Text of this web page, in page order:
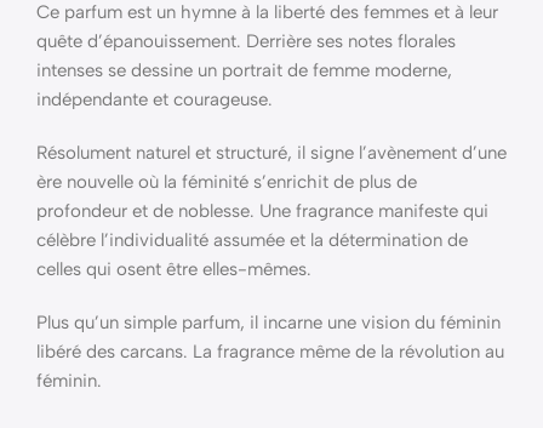
Ce parfum est un hymne à la liberté des femmes et à leur
quête d’épanouissement. Derrière ses notes florales
intenses se dessine un portrait de femme moderne,
indépendante et courageuse.
Résolument naturel et structuré, il signe l’avènement d’une
ère nouvelle où la féminité s’enrichit de plus de
profondeur et de noblesse. Une fragrance manifeste qui
célèbre l’individualité assumée et la détermination de
celles qui osent être elles-mêmes.
Plus qu’un simple parfum, il incarne une vision du féminin
libéré des carcans. La fragrance même de la révolution au
féminin.